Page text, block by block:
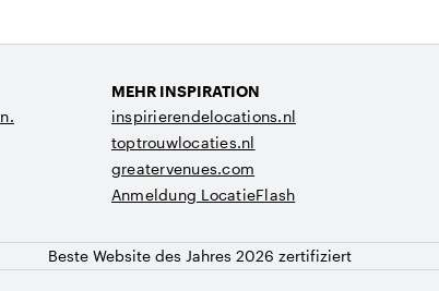
MEHR INSPIRATION
inspirierendelocations.nl
toptrouwlocaties.nl
greatervenues.com
Anmeldung LocatieFlash
Beste Website des Jahres 2026 zertifiziert